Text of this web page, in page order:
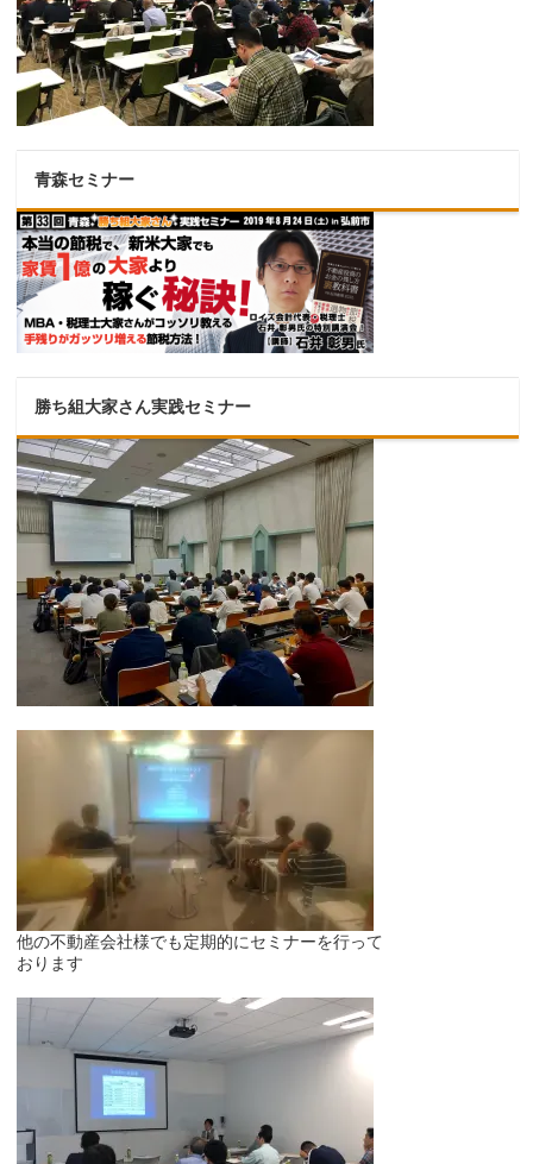
青森セミナー
勝ち組大家さん実践セミナー
他の不動産会社様でも定期的にセミナーを行って
おります